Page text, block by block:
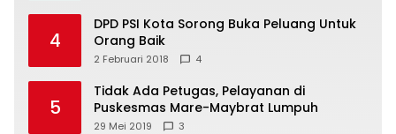
4
DPD PSI Kota Sorong Buka Peluang Untuk
Orang Baik
2 Februari 2018 4
5
Tidak Ada Petugas, Pelayanan di
Puskesmas Mare-Maybrat Lumpuh
29 Mei 2019 3